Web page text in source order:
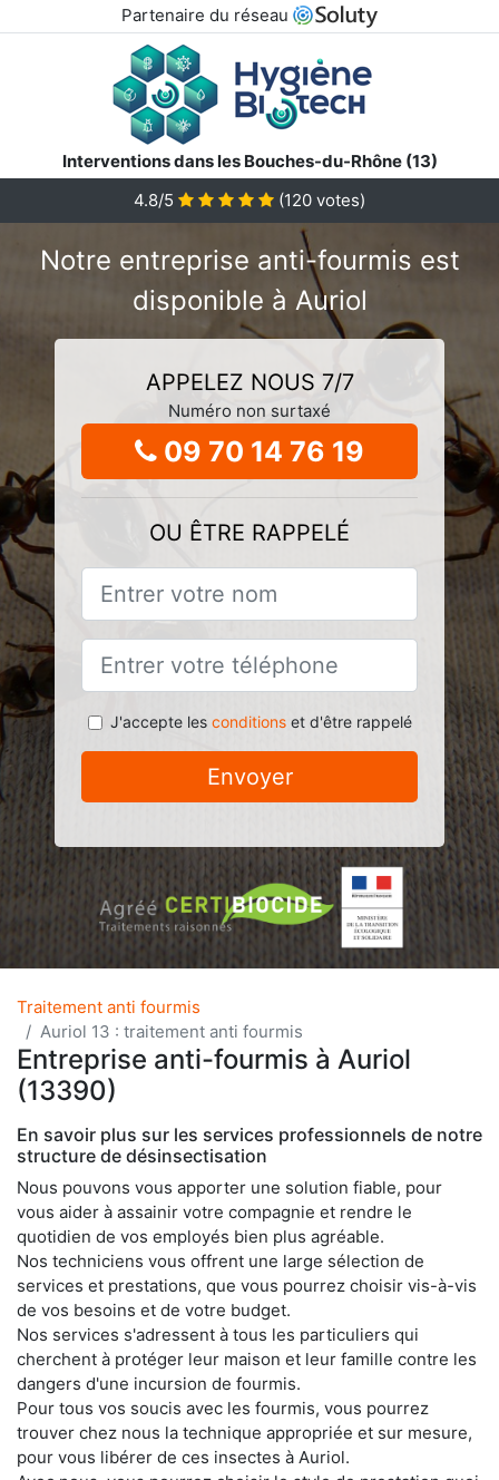
Partenaire du réseau
Interventions dans les Bouches-du-Rhône (13)
4.8/5
(120 votes)
Notre entreprise anti-fourmis est
disponible à Auriol
APPELEZ NOUS 7/7
Numéro non surtaxé
09 70 14 76 19
OU ÊTRE RAPPELÉ
J'accepte les conditionset d'être rappelé
Envoyer
Traitement anti fourmis
Auriol 13 : traitement anti fourmis
Entreprise anti-fourmis à Auriol
(13390)
En savoir plus sur les services professionnels de notre
structure de désinsectisation
Nous pouvons vous apporter une solution fiable, pour
vous aider à assainir votre compagnie et rendre le
quotidien de vos employés bien plus agréable.
Nos techniciens vous offrent une large sélection de
services et prestations, que vous pourrez choisir vis-à-vis
de vos besoins et de votre budget.
Nos services s'adressent à tous les particuliers qui
cherchent à protéger leur maison et leur famille contre les
dangers d'une incursion de fourmis.
Pour tous vos soucis avec les fourmis, vous pourrez
trouver chez nous la technique appropriée et sur mesure,
pour vous libérer de ces insectes à Auriol.